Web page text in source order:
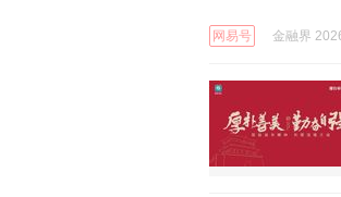
网易号 金融界